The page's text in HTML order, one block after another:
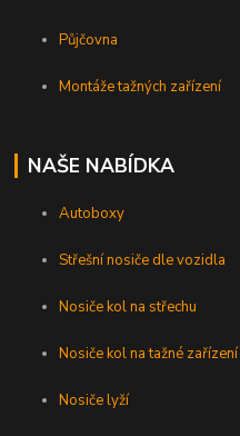
Půjčovna
Montáže tažných zařízení
NAŠE NABÍDKA
Autoboxy
Střešní nosiče dle vozidla
Nosiče kol na střechu
Nosiče kol na tažné zařízení
Nosiče lyží